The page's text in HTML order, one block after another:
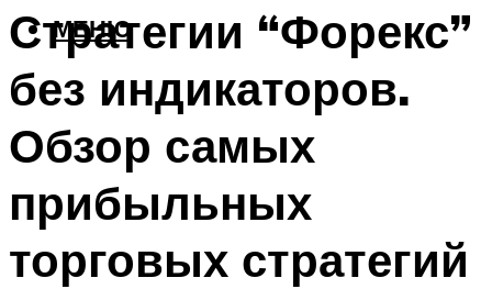
МЕНЮ
Стратегии “Форекс”
без индикаторов.
Обзор самых
прибыльных
торговых стратегий